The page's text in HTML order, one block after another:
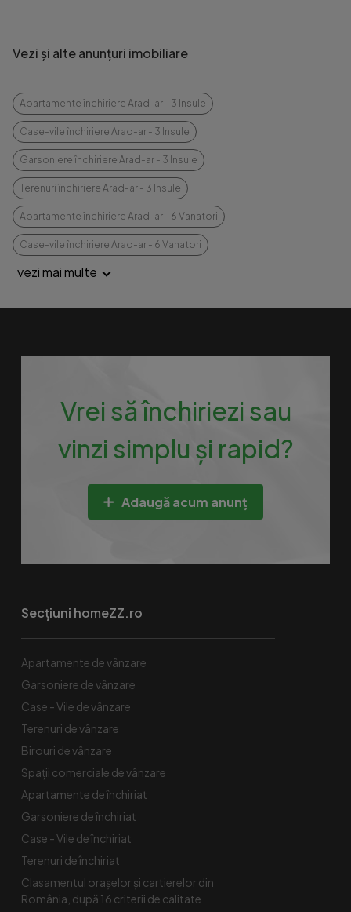
Vezi și alte anunțuri imobiliare
Apartamente închiriere Arad-ar - 3 Insule
Case-vile închiriere Arad-ar - 3 Insule
Garsoniere închiriere Arad-ar - 3 Insule
Terenuri închiriere Arad-ar - 3 Insule
Apartamente închiriere Arad-ar - 6 Vanatori
Case-vile închiriere Arad-ar - 6 Vanatori
vezi mai multe
Vrei să închiriezi sau
vinzi simplu și rapid?
Adaugă acum anunț
Secțiuni homeZZ.ro
Apartamente de vânzare
Garsoniere de vânzare
Case - Vile de vânzare
Terenuri de vânzare
Birouri de vânzare
Spaţii comerciale de vânzare
Apartamente de închiriat
Garsoniere de închiriat
Case - Vile de închiriat
Terenuri de închiriat
Clasamentul orașelor și cartierelor din
România, după 16 criterii de calitate